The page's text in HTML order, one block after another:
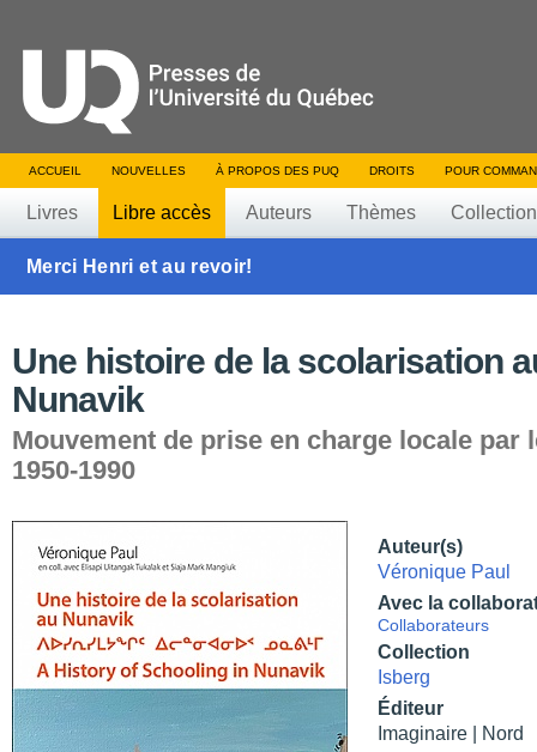
ACCUEIL NOUVELLES À PROPOS DES PUQ DROITS POUR
Livres Libre accès Auteurs Thèmes
Merci Henri et au revoir!
Une histoire de la scolarisation
Nunavik
Mouvement de prise en charge locale par
1950-1990
Auteur(s)
Véronique Paul
Avec la
Collaborateurs
Collection
Isberg
Éditeur
Imaginaire | Nord